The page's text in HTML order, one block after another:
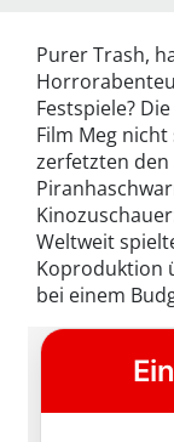
Purer Trash,
Festspiele?
Film Meg
zerfetzten den
Weltweit
Koproduktion
bei einem